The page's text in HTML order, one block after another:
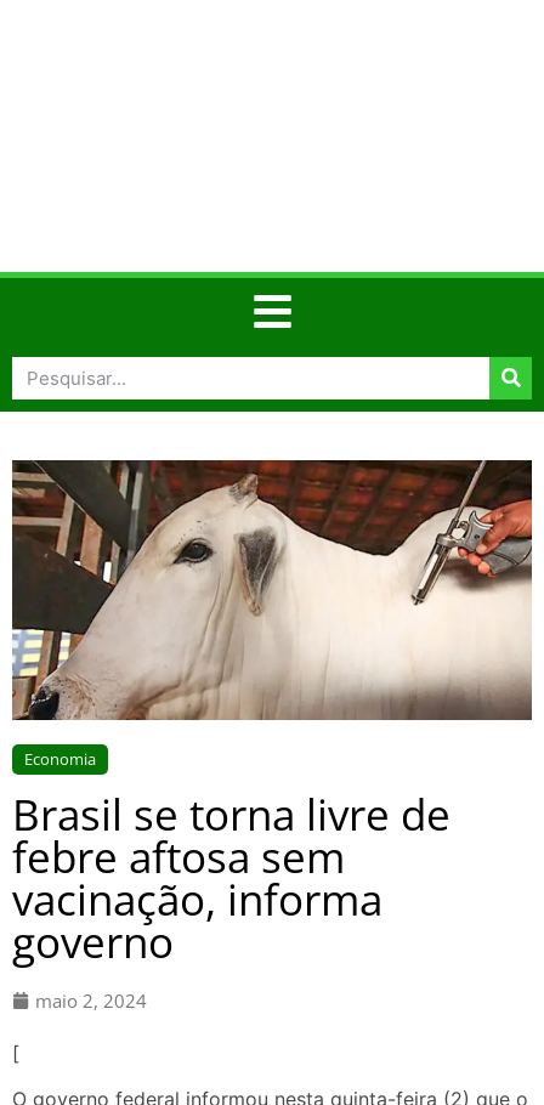
Economia
Brasil se torna livre de
febre aftosa sem
vacinação, informa
governo
maio 2, 2024
[
O governo federal informou nesta quinta-feira (2) que o